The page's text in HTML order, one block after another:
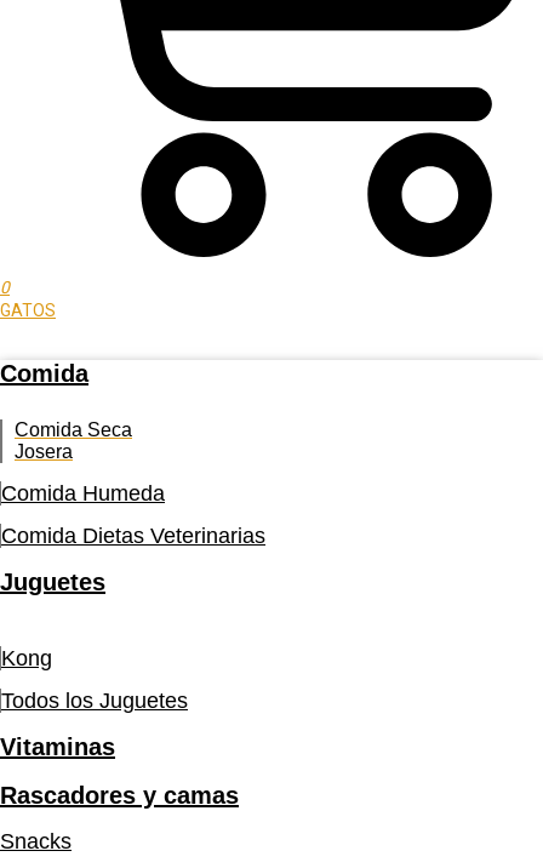
0
GATOS
Comida
Comida Seca
Josera
Comida Humeda
Comida Dietas Veterinarias
Juguetes
Kong
Todos los Juguetes
Vitaminas
Rascadores y camas
Snacks